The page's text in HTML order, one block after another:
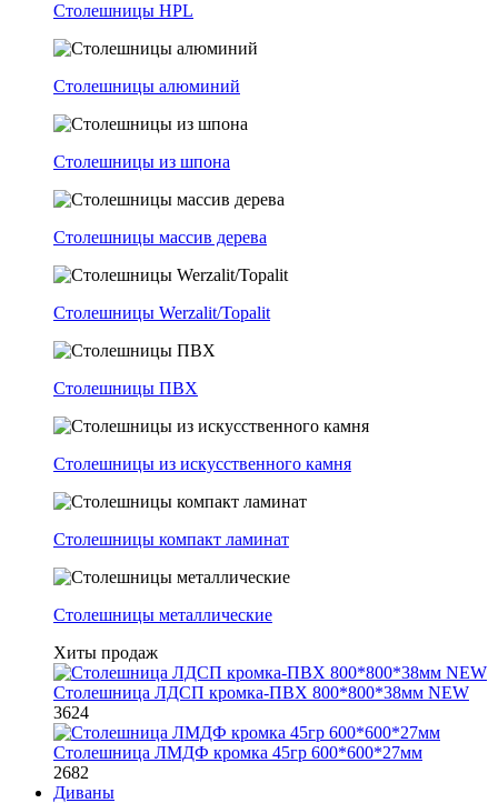
Столешницы HPL
Столешницы алюминий
Столешницы из шпона
Столешницы массив дерева
Столешницы Werzalit/Topalit
Столешницы ПВХ
Столешницы из искусственного камня
Столешницы компакт ламинат
Столешницы металлические
Хиты продаж
Столешница ЛДСП кромка-ПВХ 800*800*38мм NEW
3624
Столешница ЛМДФ кромка 45гр 600*600*27мм
2682
Диваны